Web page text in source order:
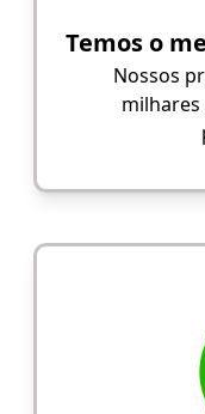
Temos o
Nossos